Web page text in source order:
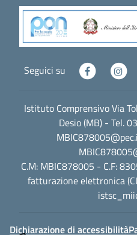
Seguici su
Istituto Comprensivo Via
Desio (MB) - Tel.
C.M: MBIC878005 - C.F:
fatturazione elettronica
Dichiarazione di accessibilità